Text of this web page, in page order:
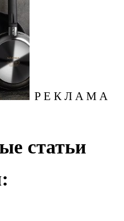
Р Е К Л А М А
статьи